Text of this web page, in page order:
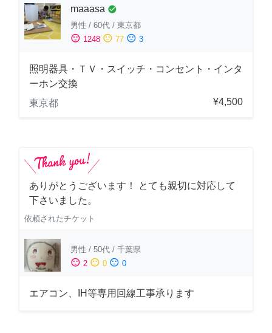
maaasa check_circle
男性 / 60代 / 東京都
sentiment_satisfied 1248 sentiment_neutral 77 sentiment_dissatisfied 3
照明器具・ＴＶ・スイッチ・コンセント・インタ
ーホン交換
東京都
¥4,500
ありがとうございます！ とても親切に対応して
下さいました。
依頼されたチケット
男性 / 50代 / 千葉県
sentiment_satisfied 2 sentiment_neutral 0 sentiment_dissatisfied 0
エアコン、IH等専用回線工事承ります